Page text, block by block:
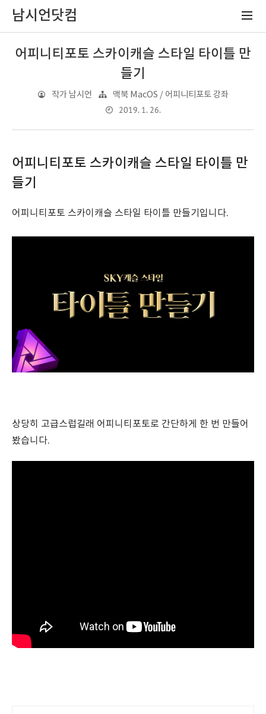
남시언닷컴
어피니티포토 스카이캐슬 스타일 타이틀 만
들기
작가 남시언 맥북 MacOS / 어피니티포토 강좌
2019. 1. 26.
어피니티포토 스카이캐슬 스타일 타이틀 만
들기
어피니티포토 스카이캐슬 스타일 타이틀 만들기입니다.
상당히 고급스럽길래 어피니티포토로 간단하게 한 번 만들어
봤습니다.